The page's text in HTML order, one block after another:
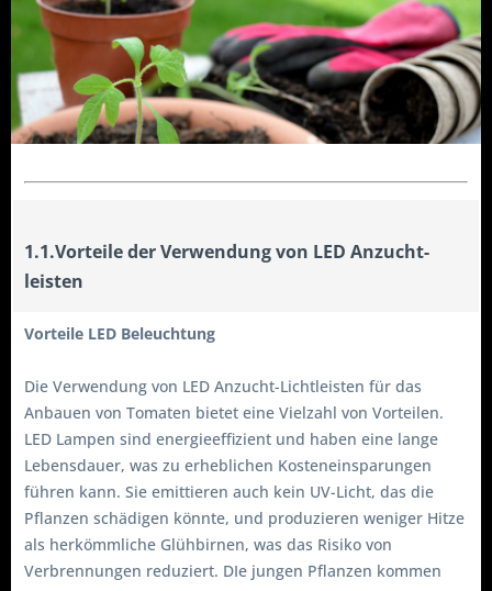
1.1.Vorteile der Verwendung von LED Anzucht-
leisten
Vorteile LED Beleuchtung
Die Verwendung von LED Anzucht-Lichtleisten für das
Anbauen von Tomaten bietet eine Vielzahl von Vorteilen.
LED Lampen sind energieeffizient und haben eine lange
Lebensdauer, was zu erheblichen Kosteneinsparungen
führen kann. Sie emittieren auch kein UV-Licht, das die
Pflanzen schädigen könnte, und produzieren weniger Hitze
als herkömmliche Glühbirnen, was das Risiko von
Verbrennungen reduziert. DIe jungen Pflanzen kommen